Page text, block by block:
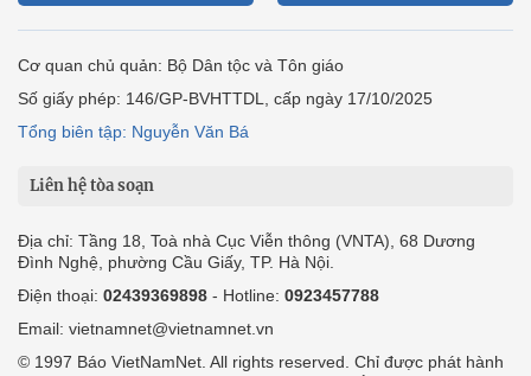
Cơ quan chủ quản: Bộ Dân tộc và Tôn giáo
Số giấy phép: 146/GP-BVHTTDL, cấp ngày 17/10/2025
Tổng biên tập: Nguyễn Văn Bá
Liên hệ tòa soạn
Địa chỉ: Tầng 18, Toà nhà Cục Viễn thông (VNTA), 68 Dương
Đình Nghệ, phường Cầu Giấy, TP. Hà Nội.
Điện thoại: 02439369898 - Hotline: 0923457788
Email: vietnamnet@vietnamnet.vn
© 1997 Báo VietNamNet. All rights reserved. Chỉ được phát hành